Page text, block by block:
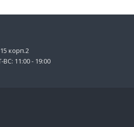
корп.2
11:00 - 19:00